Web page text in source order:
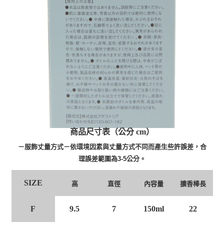
商品尺寸表（公分 cm）
－服飾丈量方式－依環境因素與丈量方式不同而產生些許誤差，合
理誤差範圍為3-5公分。
SIZE 高 直徑 內容量 擴香棒長
F 9.5 7 150ml 22